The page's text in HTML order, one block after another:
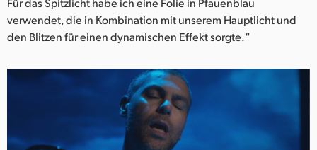
verwendet, die in Kombination mit unserem Hauptlicht und
den Blitzen für einen dynamischen Effekt sorgte.“